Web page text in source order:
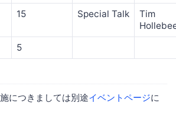
15 Special Talk
Tim
5
につきましては別途イベントページに